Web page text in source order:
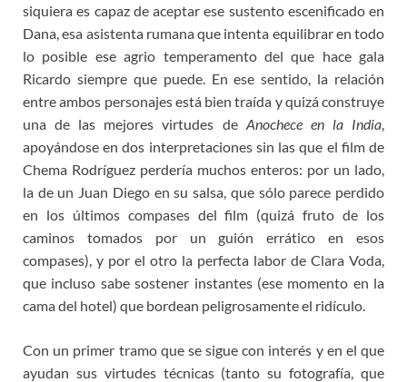
siquiera es capaz de aceptar ese sustento escenificado en
Dana, esa asistenta rumana que intenta equilibrar en todo
lo posible ese agrio temperamento del que hace gala
Ricardo siempre que puede. En ese sentido, la relación
entre ambos personajes está bien traída y quizá construye
una de las mejores virtudes de Anochece en la India
apoyándose en dos interpretaciones sin las que el film de
Chema Rodríguez perdería muchos enteros: por un lado,
la de un Juan Diego en su salsa, que sólo parece perdido
en los últimos compases del film (quizá fruto de los
caminos tomados por un guión errático en esos
compases), y por el otro la perfecta labor de Clara Voda,
que incluso sabe sostener instantes (ese momento en la
cama del hotel) que bordean peligrosamente el ridículo.
Con un primer tramo que se sigue con interés y en el que
ayudan sus virtudes técnicas (tanto su fotografía, que